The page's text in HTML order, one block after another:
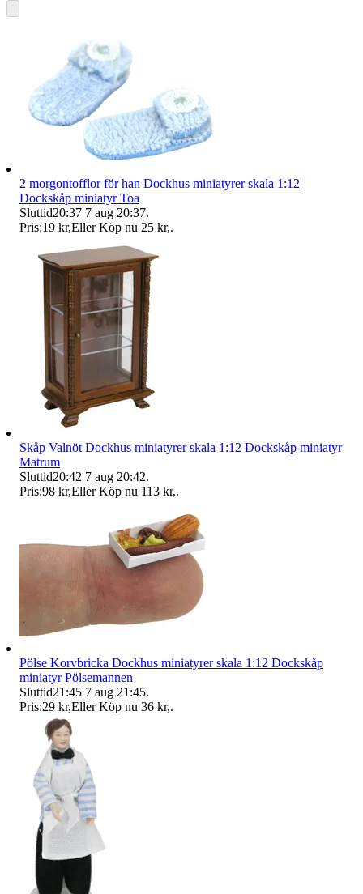
2 morgontofflor för han Dockhus miniatyrer skala 1:12
Dockskåp miniatyr Toa
Sluttid20:37 7 aug 20:37.
Pris:19 kr,Eller Köp nu 25 kr,.
Skåp Valnöt Dockhus miniatyrer skala 1:12 Dockskåp miniatyr
Matrum
Sluttid20:42 7 aug 20:42.
Pris:98 kr,Eller Köp nu 113 kr,.
Pölse Korvbricka Dockhus miniatyrer skala 1:12 Dockskåp
miniatyr Pölsemannen
Sluttid21:45 7 aug 21:45.
Pris:29 kr,Eller Köp nu 36 kr,.